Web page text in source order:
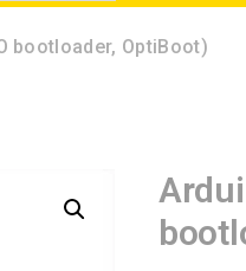
bootloader, OptiBoot)